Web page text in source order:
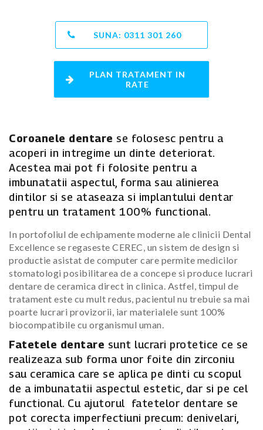
SUNA: 0311 301 260
PLAN TRATAMENT IN
RATE
Coroanele dentare se folosesc pentru a
acoperi in intregime un dinte deteriorat.
Acestea mai pot fi folosite pentru a
imbunatatii aspectul, forma sau alinierea
dintilor si se ataseaza si implantului dentar
pentru un tratament 100% functional.
In portofoliul de echipamente moderne ale clinicii Dental
Excellence se regaseste CEREC, un sistem de design si
productie asistat de computer care permite medicilor
stomatologi posibilitarea de a concepe si produce lucrari
dentare de ceramica direct in clinica. Astfel, timpul de
tratament este cu mult redus, pacientul nu trebuie sa mai
poarte lucrari provizorii, iar materialele sunt 100%
biocompatibile cu organismul uman.
Fatetele dentare sunt lucrari protetice ce se
realizeaza sub forma unor foite din zirconiu
sau ceramica care se aplica pe dinti cu scopul
de a imbunatatii aspectul estetic, dar si pe cel
functional. Cu ajutorul fatetelor dentare se
pot corecta imperfectiuni precum: denivelari,